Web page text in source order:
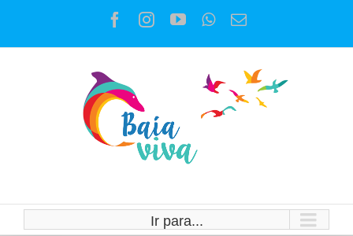
o
Facebook
Instagram
YouTubeWhatsApp
E-
Ir para...